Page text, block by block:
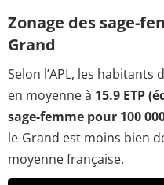
Zonage des sage-
Grand
Selon l’APL, les habitants
en moyenne à 15.9 ETP
sage-femme pour 100
le-Grand est moins bien
moyenne française.